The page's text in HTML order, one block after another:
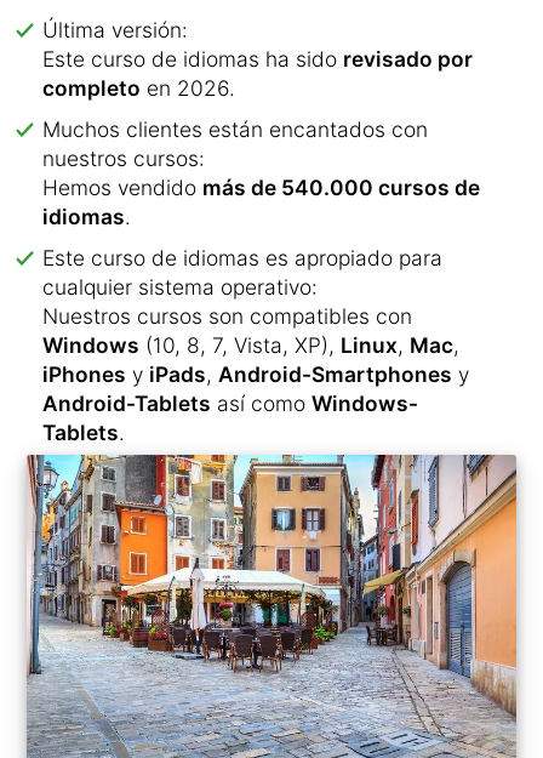
Última versión:
Este curso de idiomas ha sido revisado por
completo en 2026.
Muchos clientes están encantados con
nuestros cursos:
Hemos vendido más de 540.000 cursos de
idiomas.
Este curso de idiomas es apropiado para
cualquier sistema operativo:
Nuestros cursos son compatibles con
Windows (10, 8, 7, Vista, XP), Linux, Mac,
iPhones y iPads, Android-Smartphones y
Android-Tablets así como Windows-
Tablets.